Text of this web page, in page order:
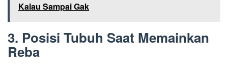
Kalau Sampai Gak
3. Posisi Tubuh Saat Memainkan
Reba